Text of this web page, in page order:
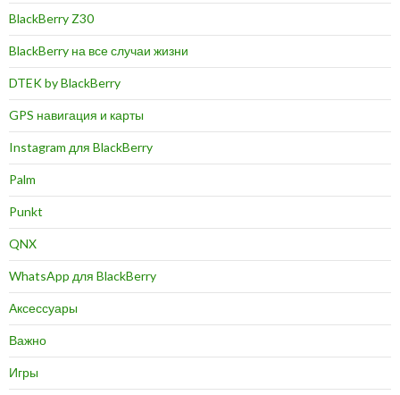
BlackBerry Z30
BlackBerry на все случаи жизни
DTEK by BlackBerry
GPS навигация и карты
Instagram для BlackBerry
Palm
Punkt
QNX
WhatsApp для BlackBerry
Аксессуары
Важно
Игры